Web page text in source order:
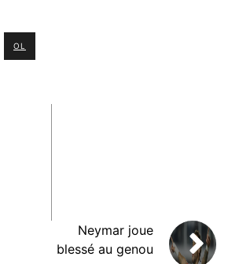
OL
Neymar joue
blessé au genou